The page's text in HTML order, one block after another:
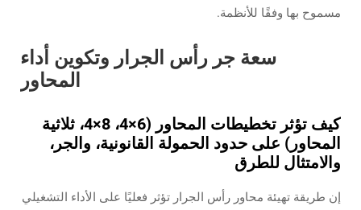
مسموح بها وفقًا للأنظمة.
سعة جر رأس الجرار وتكوين أداء
المحاور
كيف تؤثر تخطيطات المحاور (6×4، 8×4، ثلاثية
المحاور) على حدود الحمولة القانونية، والجر،
والامتثال للطرق
إن طريقة تهيئة محاور رأس الجرار تؤثر فعليًا على الأداء التشغيلي